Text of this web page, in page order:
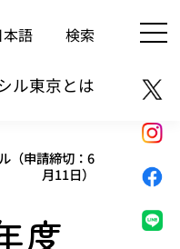
語 検索
ル東京とは
（申請締切：6
月11日）
度